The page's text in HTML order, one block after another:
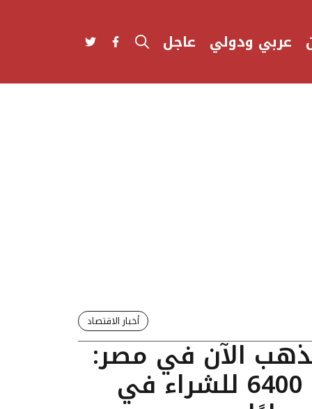
عربي ودولي عاجل
أخبار الاقتصاد
الآن في مصر:
عيار 24 يسجل 6400 للشراء في